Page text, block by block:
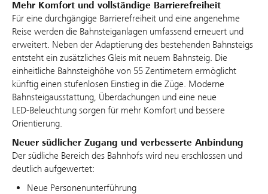
Mehr Komfort und vollständige Barrierefreiheit
Für eine durchgängige Barrierefreiheit und eine angenehme
Reise werden die Bahnsteiganlagen umfassend erneuert und
erweitert. Neben der Adaptierung des bestehenden Bahnsteigs
entsteht ein zusätzliches Gleis mit neuem Bahnsteig. Die
einheitliche Bahnsteighöhe von 55 Zentimetern ermöglicht
künftig einen stufenlosen Einstieg in die Züge. Moderne
Bahnsteigausstattung, Überdachungen und eine neue
LED‑Beleuchtung sorgen für mehr Komfort und bessere
Orientierung.
Neuer südlicher Zugang und verbesserte Anbindung
Der südliche Bereich des Bahnhofs wird neu erschlossen und
deutlich aufgewertet:
Neue Personenunterführung